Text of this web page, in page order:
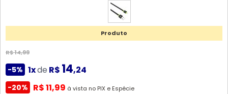
Produto
R$ 14,99
-5% 1xde R$ 14,24
-20% R$ 11,99 à vista no PIX e Espécie